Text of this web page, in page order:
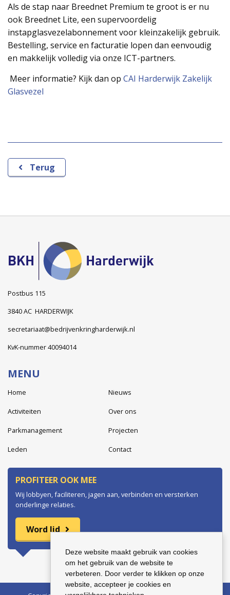
Deze website maakt gebruik van cookies
om het gebruik van de website te
verbeteren. Door verder te klikken op onze
website, accepteer je cookies en
Als de stap naar Breednet Premium te groot is er nu
ook Breednet Lite, een supervoordelig
instapglasvezelabonnement voor kleinzakelijk gebruik.
Bestelling, service en facturatie lopen dan eenvoudig
en makkelijk volledig via onze ICT-partners.
Meer informatie? Kijk dan op CAI Harderwijk Zakelijk
Glasvezel
Terug
Postbus 115
3840 AC HARDERWIJK
secretariaat@bedrijvenkringharderwijk.nl
KvK-nummer 40094014
MENU
Home Nieuws
Activiteiten Over ons
Parkmanagement Projecten
Leden Contact
PROFITEER OOK MEE
Wij lobbyen, faciliteren, jagen aan, verbinden en versterken
onderlinge relaties.
Word lid